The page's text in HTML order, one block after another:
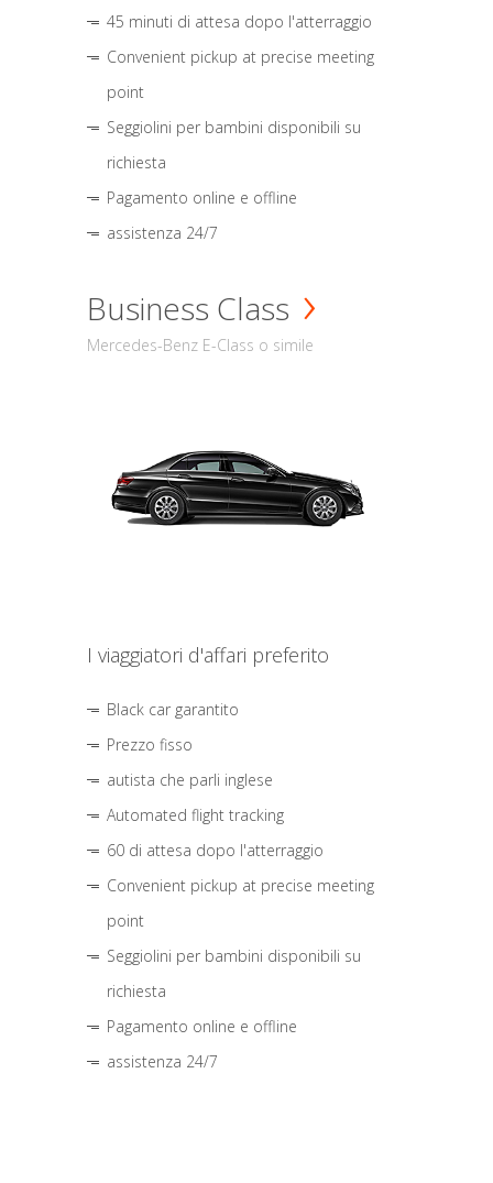
45 minuti di attesa dopo l'atterraggio
Convenient pickup at precise meeting
point
Seggiolini per bambini disponibili su
richiesta
Pagamento online e offline
assistenza 24/7
Business Class
Mercedes-Benz E-Class o simile
I viaggiatori d'affari preferito
Black car garantito
Prezzo fisso
autista che parli inglese
Automated flight tracking
60 di attesa dopo l'atterraggio
Convenient pickup at precise meeting
point
Seggiolini per bambini disponibili su
richiesta
Pagamento online e offline
assistenza 24/7